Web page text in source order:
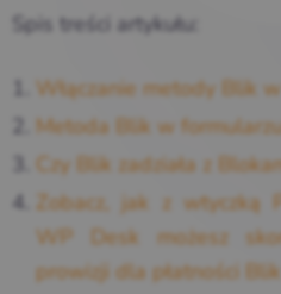
Spis treści artykułu:
Włączanie metody Blik
Metoda Blik w formularzu
Czy Blik zadziała z
Zobacz, jak z wtyczką
WP Desk możesz
prowizji dla płatności